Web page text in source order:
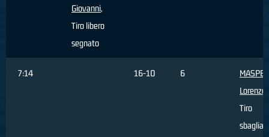
Giovanni,
Tiro libero
segnato
7:14 16-10 6
Lorenzo
Tiro